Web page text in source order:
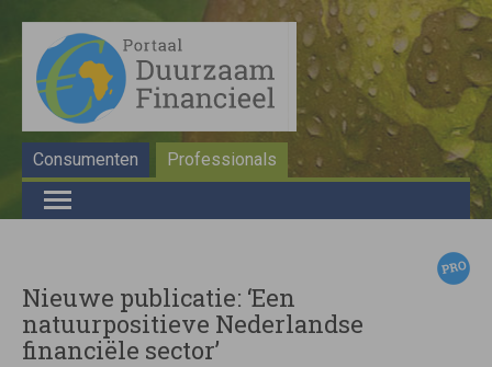
Consumenten Professionals
Nieuwe publicatie: ‘Een
natuurpositieve Nederlandse
financiële sector’